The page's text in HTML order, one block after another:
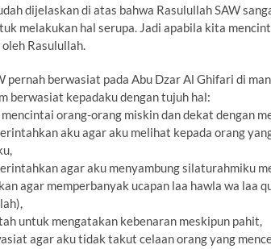
dijelaskan di atas bahwa Rasulullah SAW
melakukan hal serupa. Jadi apabila kita
Rasulullah.
pernah berwasiat pada Abu Dzar Al Ghifari di
berwasiat kepadaku dengan tujuh hal:
orang-orang miskin dan dekat dengan
aku agar aku melihat kepada orang
agar aku menyambung silaturahmiku
agar memperbanyak ucapan laa hawla wa laa
untuk mengatakan kebenaran meskipun pahit,
agar aku tidak takut celaan orang yang